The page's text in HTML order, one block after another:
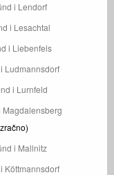
i Lendorf
i Lesachtal
i Liebenfels
Ludmannsdorf
i Lurnfeld
Magdalensberg
i Mallnitz
Köttmannsdorf